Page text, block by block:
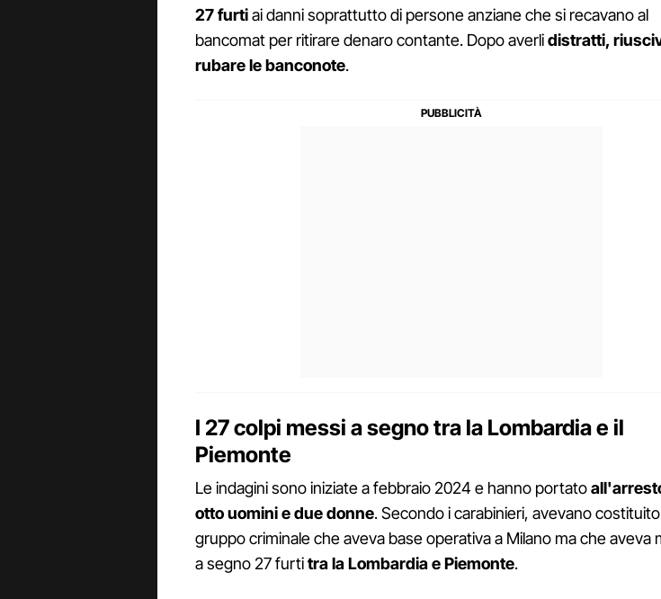
27 furtiai danni soprattutto di persone anziane che si recavano al
bancomat per ritirare denaro contante. Dopo averlidistratti,
rubare le banconote.
I 27 colpi messi a segno tra la Lombardia e il
Piemonte
Le indagini sono iniziate a febbraio 2024 e hanno portato
otto uomini e due donne. Secondo i carabinieri, avevano
gruppo criminale che aveva base operativa a Milano ma che aveva
a segno 27 furtitra la Lombardia e Piemonte.